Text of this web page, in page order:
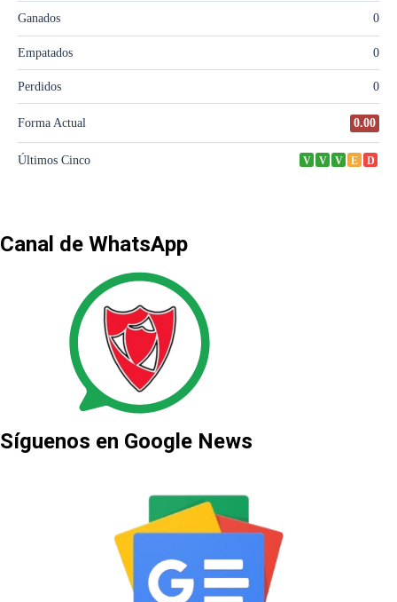
Canal de WhatsApp
Síguenos en Google News